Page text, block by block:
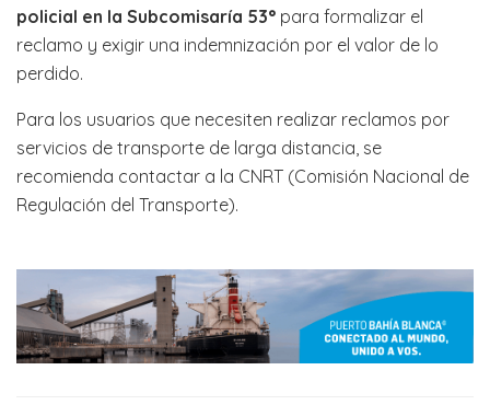
policial en la Subcomisaría 53° para formalizar el
reclamo y exigir una indemnización por el valor de lo
perdido.
Para los usuarios que necesiten realizar reclamos por
servicios de transporte de larga distancia, se
recomienda contactar a la CNRT (Comisión Nacional de
Regulación del Transporte).